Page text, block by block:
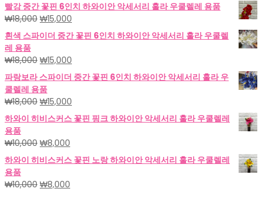
빨강 중간 꽃핀 6인치 하와이안 악세서리 훌라 우쿨렐레 용품
₩18,000 원
래
가
격:
₩18,000.
₩15,000
재
가
₩15,000.
흰색 스파이더 중간 꽃핀 6인치 하와이안 악세서리 훌라 우쿨렐
레 용품
₩18,000 원
래
가
격:
₩18,000.
₩15,000
재
가
₩15,000.
파랑보라 스파이더 중간 꽃핀 6인치 하와이안 악세서리 훌라 우
쿨렐레 용품
₩18,000 원
래
가
격:
₩18,000.
₩15,000
재
가
하와이 히비스커스 꽃핀 핑크 하와이안 악세서리 훌라 우쿨렐레
용품
₩10,000 원
래
가
격:
₩10,000.
₩8,000
재
가
₩8,000.
하와이 히비스커스 꽃핀 노랑 하와이안 악세서리 훌라 우쿨렐레
용품
₩10,000 원
₩8,000